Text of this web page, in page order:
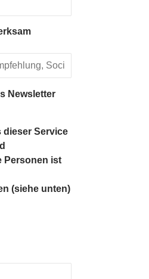
Newsletter
dieser Service
Personen ist
(siehe unten)